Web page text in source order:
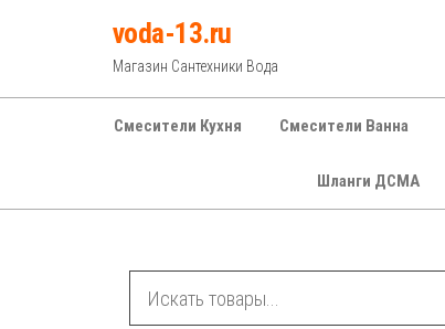
voda-13.ru
Магазин Сантехники Вода
Смесители Кухня Смесители Ванна
Шланги ДСМА